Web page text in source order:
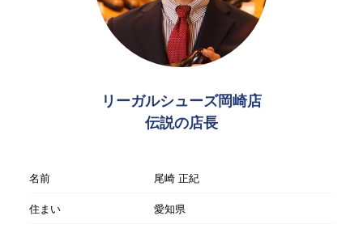
リーガルシューズ岡崎店
伝説の店長
名前
尾崎 正紀
住まい
愛知県